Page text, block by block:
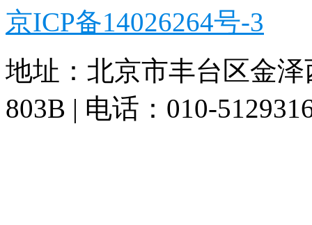
京ICP备14026264号-3
地址：北京市丰台区金
803B | 电话：010-